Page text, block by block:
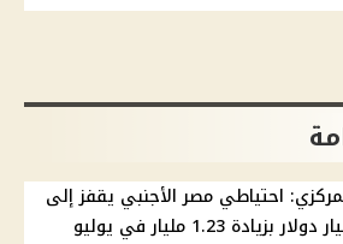
احتياطي مصر الأجنبي يقفز إلى